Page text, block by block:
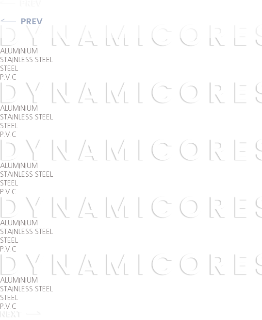
ALUMINIUM
STAINLESS STEEL
STEEL
P.V.C
ALUMINIUM
STAINLESS STEEL
STEEL
P.V.C
ALUMINIUM
STAINLESS STEEL
STEEL
P.V.C
ALUMINIUM
STAINLESS STEEL
STEEL
P.V.C
ALUMINIUM
STAINLESS STEEL
STEEL
P.V.C